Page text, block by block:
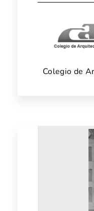
Colegio de